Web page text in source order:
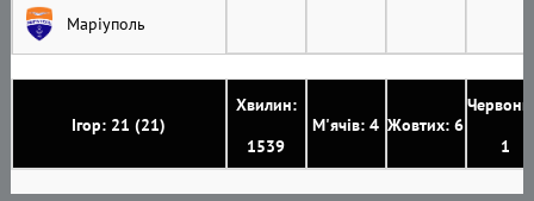
Ігор: 21 (21)
Хвилин:
1539
М'ячів: 4 Жовтих: 6
1
Маріуполь